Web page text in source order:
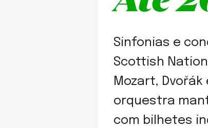
Sinfonias e
Scottish
Mozart,
orquestra
com bilhetes